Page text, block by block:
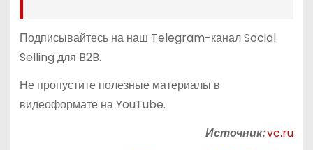
Подписывайтесь на наш Telegram-канал Social
Selling для B2B.
Не пропустите полезные материалы в
видеоформате на YouTube.
Источник:vc.ru